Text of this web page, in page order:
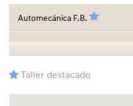
Automecánica F.B.
Taller destacado